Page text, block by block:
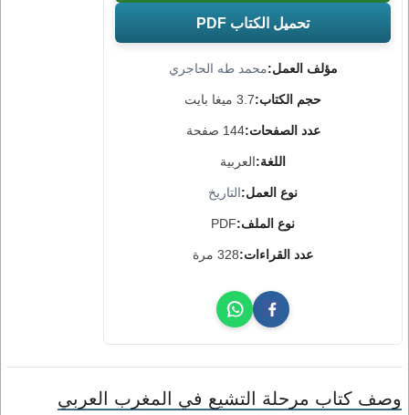
مؤلف العمل:محمد طه الحاجري
حجم الكتاب:3.7 ميغا بايت
عدد الصفحات:144 صفحة
اللغة:العربية
نوع العمل:التاريخ
نوع الملف:PDF
عدد القراءات:328 مرة
تحميل الكتاب PDF
وصف كتاب مرحلة التشيع في المغرب العربي